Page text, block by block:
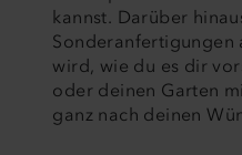
kannst. Darüber
Sonderanfertigungen
wird, wie du es dir
oder deinen Garten
ganz nach deinen